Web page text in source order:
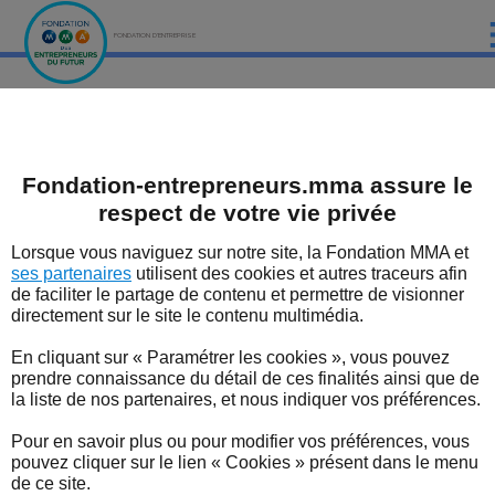
FONDATION D'ENTREPRISE
LES ÉTUDES DE LA FONDATION MMA
LES EXPERTS
LES BONNES NOUVELLES DU TERRITOIRE
L'ACTUALITÉ
Grand Prix 2014
L'État moderne fut peu à peu mis au point, dès
l'époque des monarchies absolues, pour maîtriser la
complication croissante de sociétés graduellement
À l'heure où celles-ci sont devenues des sociétés
complexes, ses vertus, qui furent grandes en leur
temps pour aider à cet essor, cessent d'opérer avec la
transformer en handicaps pénalisants : la France de
2014 tend à en devenir un exemple inquiétant.
Fondation-entrepreneurs.mma assure le
respect de votre vie privée
Lorsque vous naviguez sur notre site, la Fondation MMA et
ses partenaires utilisent des cookies et autres traceurs afin
de faciliter le partage de contenu et permettre de visionner
directement sur le site le contenu multimédia.
En cliquant sur « Paramétrer les cookies », vous pouvez
prendre connaissance du détail de ces finalités ainsi que de
la liste de nos partenaires, et nous indiquer vos préférences.
Pour en savoir plus ou pour modifier vos préférences, vous
pouvez cliquer sur le lien « Cookies » présent dans le menu
de ce site.